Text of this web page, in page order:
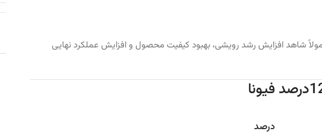
شاهد افزایش رشد رویشی، بهبود کیفیت محصول و افزایش عملکرد نهایی
درصد